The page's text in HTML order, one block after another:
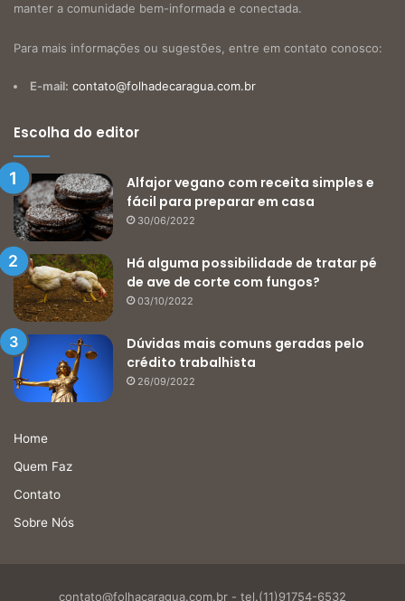
manter a comunidade bem-informada e conectada.
Para mais informações ou sugestões, entre em contato conosco:
E-mail: contato@folhadecaragua.com.br
Escolha do editor
Alfajor vegano com receita simples e
fácil para preparar em casa
30/06/2022
Há alguma possibilidade de tratar pé
de ave de corte com fungos?
03/10/2022
Dúvidas mais comuns geradas pelo
crédito trabalhista
26/09/2022
Home
Quem Faz
Contato
Sobre Nós
contato@folhacaragua.com.br - tel.(11)91754-6532